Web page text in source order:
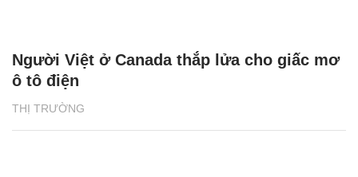
THỊ TRƯỜNG
Người Việt ở Canada thắp lửa cho giấc mơ
ô tô điện